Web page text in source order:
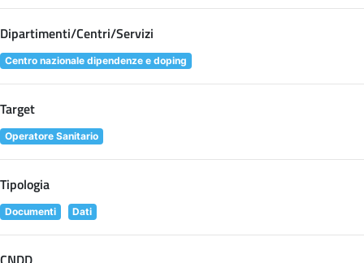
Dipartimenti/Centri/Servizi
Centro nazionale dipendenze e doping
Target
Operatore Sanitario
Tipologia
Documenti Dati